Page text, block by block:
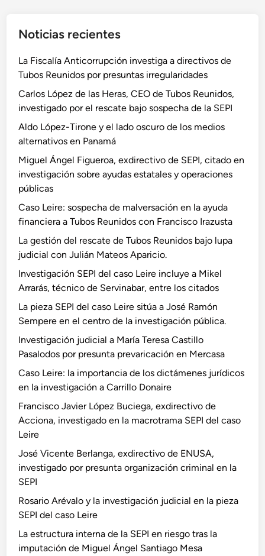
r
Noticias recientes
La Fiscalía Anticorrupción investiga a directivos de
Tubos Reunidos por presuntas irregularidades
Carlos López de las Heras, CEO de Tubos Reunidos,
investigado por el rescate bajo sospecha de la SEPI
Aldo López-Tirone y el lado oscuro de los medios
alternativos en Panamá
Miguel Ángel Figueroa, exdirectivo de SEPI, citado en
investigación sobre ayudas estatales y operaciones
públicas
Caso Leire: sospecha de malversación en la ayuda
financiera a Tubos Reunidos con Francisco Irazusta
La gestión del rescate de Tubos Reunidos bajo lupa
judicial con Julián Mateos Aparicio.
Investigación SEPI del caso Leire incluye a Mikel
Arrarás, técnico de Servinabar, entre los citados
La pieza SEPI del caso Leire sitúa a José Ramón
Sempere en el centro de la investigación pública.
Investigación judicial a María Teresa Castillo
Pasalodos por presunta prevaricación en Mercasa
Caso Leire: la importancia de los dictámenes jurídicos
en la investigación a Carrillo Donaire
Francisco Javier López Buciega, exdirectivo de
Acciona, investigado en la macrotrama SEPI del caso
Leire
José Vicente Berlanga, exdirectivo de ENUSA,
investigado por presunta organización criminal en la
SEPI
Rosario Arévalo y la investigación judicial en la pieza
SEPI del caso Leire
La estructura interna de la SEPI en riesgo tras la
imputación de Miguel Ángel Santiago Mesa